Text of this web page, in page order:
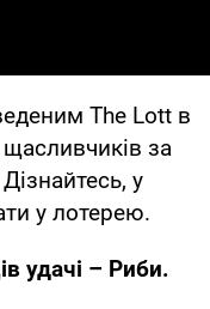
The Lott в
щасливчиків за
у
у лотерею.
удачі – Риби.